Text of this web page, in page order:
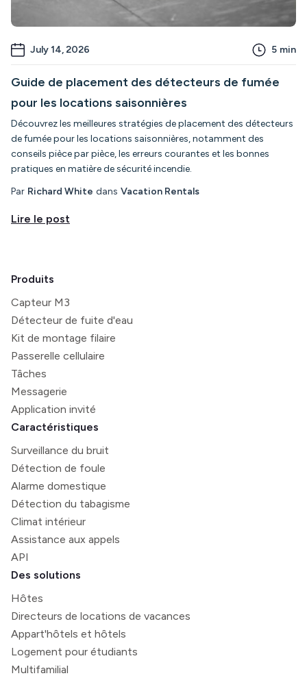
July 14, 2026 5 min
Guide de placement des détecteurs de fumée
pour les locations saisonnières
Découvrez les meilleures stratégies de placement des détecteurs
de fumée pour les locations saisonnières, notamment des
conseils pièce par pièce, les erreurs courantes et les bonnes
pratiques en matière de sécurité incendie.
Par Richard White dans Vacation Rentals
Lire le post
Produits
Capteur M3
Détecteur de fuite d'eau
Kit de montage filaire
Passerelle cellulaire
Tâches
Messagerie
Application invité
Caractéristiques
Surveillance du bruit
Détection de foule
Alarme domestique
Détection du tabagisme
Climat intérieur
Assistance aux appels
API
Des solutions
Hôtes
Directeurs de locations de vacances
Appart'hôtels et hôtels
Logement pour étudiants
Multifamilial